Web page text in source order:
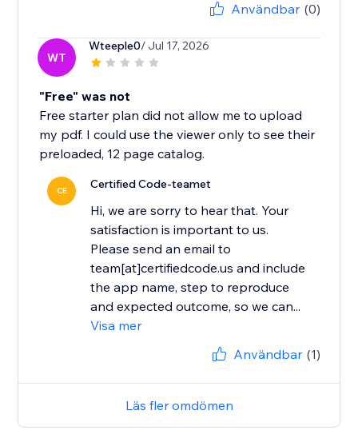
Användbar (0)
WT
Wteeple0/ Jul 17, 2026
"Free" was not
Free starter plan did not allow me to upload
my pdf. I could use the viewer only to see their
preloaded, 12 page catalog.
CE Certified Code-teamet
Hi, we are sorry to hear that. Your
satisfaction is important to us.
Please send an email to
team[at]certifiedcode.us and include
the app name, step to reproduce
and expected outcome, so we can...
Visa mer
Användbar (1)
Läs fler omdömen